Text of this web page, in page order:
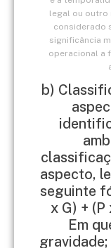
legal ou outro
considerado
significância
operacional a
b)
aspecto,
seguinte
x G) + (P
Em